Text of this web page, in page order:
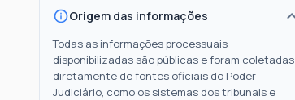
Origem das informações
Todas as informações processuais
disponibilizadas são públicas e foram coletadas
diretamente de fontes oficiais do Poder
Judiciário, como os sistemas dos tribunais e